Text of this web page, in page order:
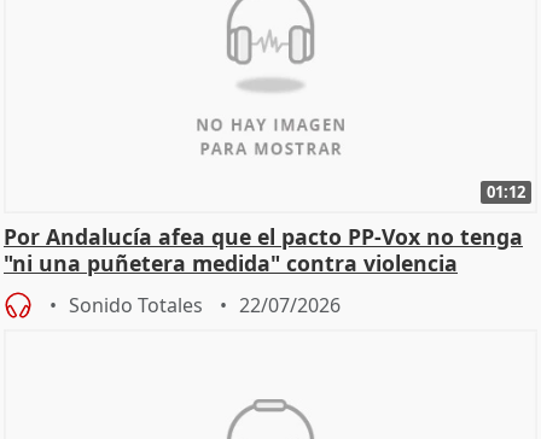
01:12
Por Andalucía afea que el pacto PP-Vox no tenga
"ni una puñetera medida" contra violencia
machista
Sonido Totales 22/07/2026